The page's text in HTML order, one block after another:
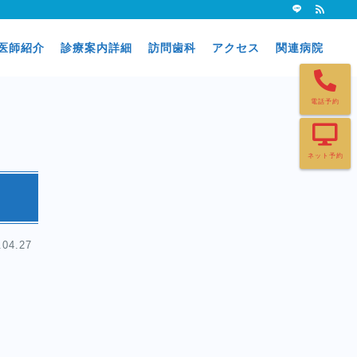
師紹介 診療案内詳細 訪問歯科 アクセス 関連病院
電話予約
ネット予約